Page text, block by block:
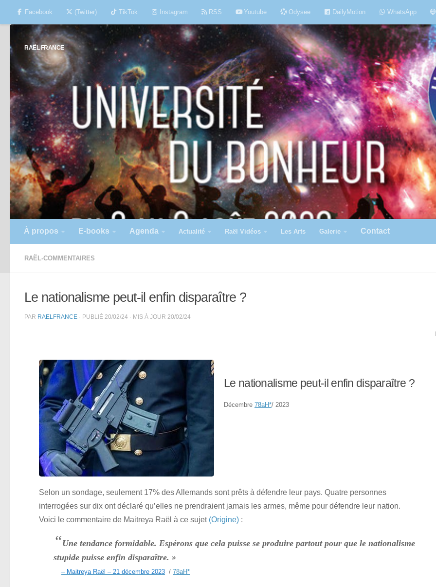
Skip to content
Facebook (Twitter) TikTok Instagram RSS Youtube Odysee DailyMotion WhatsApp
RAËL FRANCE
À propos E-books Agenda Actualité Raël Vidéos Les Arts Galerie Contact
RAËL-COMMENTAIRES
Le nationalisme peut-il enfin disparaître ?
PAR RAELFRANCE · PUBLIÉ 20/02/24 · MIS À JOUR 20/02/24
Le nationalisme peut-il enfin disparaître ?
Décembre 78aH*/ 2023
Selon un sondage, seulement 17% des Allemands sont prêts à défendre leur pays. Quatre personnes
interrogées sur dix ont déclaré qu’elles ne prendraient jamais les armes, même pour défendre leur nation.
Voici le commentaire de Maitreya Raël à ce sujet (Origine) :
“Une tendance formidable. Espérons que cela puisse se produire partout pour que le nationalisme
stupide puisse enfin disparaître. »
– Maitreya Raël – 21 décembre 2023 / 78aH*